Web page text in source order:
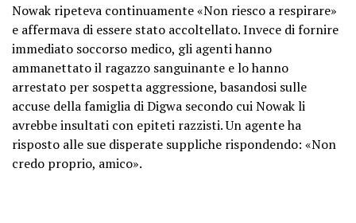
Nowak ripeteva continuamente «Non riesco a respirare»
e affermava di essere stato accoltellato. Invece di fornire
immediato soccorso medico, gli agenti hanno
ammanettato il ragazzo sanguinante e lo hanno
arrestato per sospetta aggressione, basandosi sulle
accuse della famiglia di Digwa secondo cui Nowak li
avrebbe insultati con epiteti razzisti. Un agente ha
risposto alle sue disperate suppliche rispondendo: «Non
credo proprio, amico».